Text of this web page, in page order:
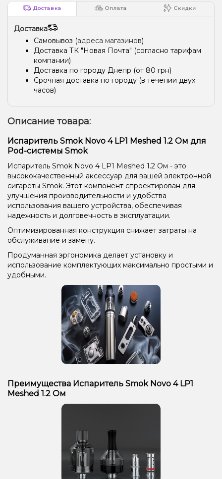
Доставка Оплата Скидки
Доставка
Самовывоз (адреса магазинов)
Доставка ТК "Новая Почта" (согласно тарифам
компании)
Доставка по городу Днепр (от 80 грн)
Срочная доставка по городу (в течении двух
часов)
Описание товара:
Испаритель Smok Novo 4 LP1 Meshed 1.2 Ом для
Pod-системы Smok
Испаритель Smok Novo 4 LP1 Meshed 1.2 Ом - это
высококачественный аксессуар для вашей электронной
сигареты Smok. Этот компонент спроектирован для
улучшения производительности и удобства
использования вашего устройства, обеспечивая
надежность и долговечность в эксплуатации.
Оптимизированная конструкция снижает затраты на
обслуживание и замену.
Продуманная эргономика делает установку и
использование комплектующих максимально простыми и
удобными.
Преимущества Испаритель Smok Novo 4 LP1
Meshed 1.2 Ом